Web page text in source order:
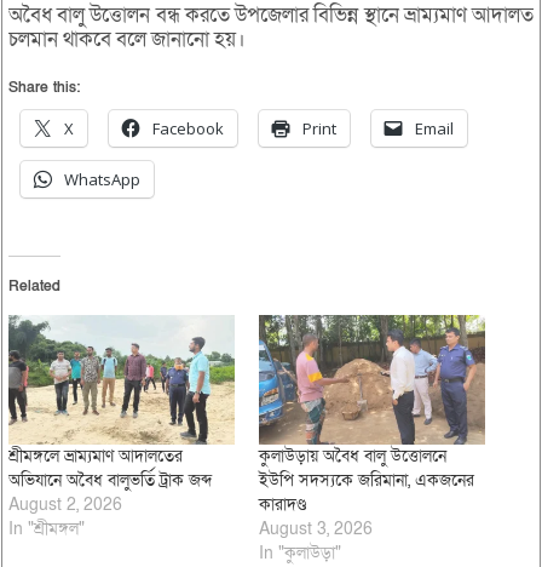
অবৈধ বালু উত্তোলন বন্ধ করতে উপজেলার বিভিন্ন স্থানে ভ্রাম্যমাণ আদালত
চলমান থাকবে বলে জানানো হয়।
Share this:
X Facebook Print Email
WhatsApp
Related
শ্রীমঙ্গলে ভ্রাম্যমাণ আদালতের
অভিযানে অবৈধ বালুভর্তি ট্রাক জব্দ
August 2, 2026
In "শ্রীমঙ্গল"
কুলাউড়ায় অবৈধ বালু উত্তোলনে
ইউপি সদস্যকে জরিমানা, একজনের
কারাদণ্ড
August 3, 2026
In "কুলাউড়া"